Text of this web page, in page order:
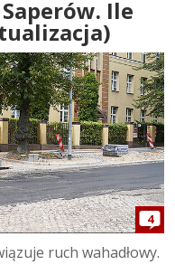
Ile
4
ruch wahadłowy.